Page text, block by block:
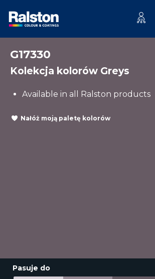
G17330
Kolekcja kolorów Greys
Available in all Ralston products
Nałóż moją paletę kolorów
Pasuje do